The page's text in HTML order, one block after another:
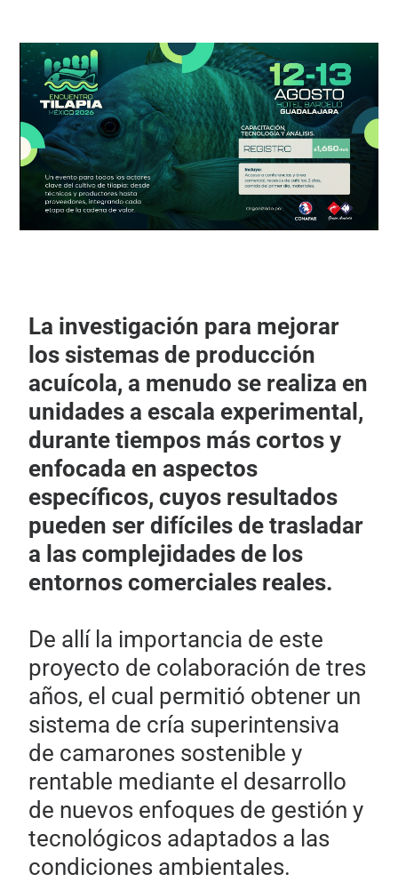
La investigación para mejorar
los sistemas de producción
acuícola, a menudo se realiza en
unidades a escala experimental,
durante tiempos más cortos y
enfocada en aspectos
específicos, cuyos resultados
pueden ser difíciles de trasladar
a las complejidades de los
entornos comerciales reales.
De allí la importancia de este
proyecto de colaboración de tres
años, el cual permitió obtener un
sistema de cría superintensiva
de camarones sostenible y
rentable mediante el desarrollo
de nuevos enfoques de gestión y
tecnológicos adaptados a las
condiciones ambientales.